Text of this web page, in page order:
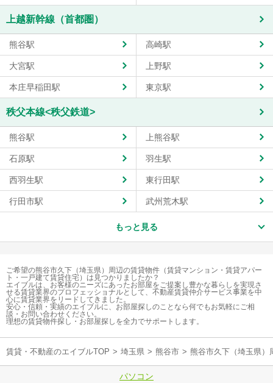
上越新幹線（首都圏）
熊谷駅 高崎駅
大宮駅 上野駅
本庄早稲田駅 東京駅
秩父本線<秩父鉄道>
熊谷駅 上熊谷駅
石原駅 羽生駅
西羽生駅 東行田駅
行田市駅 武州荒木駅
もっと見る
ご希望の熊谷市久下（埼玉県）周辺の賃貸物件（賃貸マンション・賃貸アパー
ト・一戸建て賃貸住宅）は見つかりましたか？
エイブルは、お客様のニーズにあったお部屋をご提案し豊かな暮らしを実現さ
せる賃貸業界のプロフェッショナルとして、不動産賃貸仲介サービス事業を中
心に賃貸業界をリードしてきました。
安心・信頼・実績のエイブルに、お部屋探しのことなら何でもお気軽にご相
談・お問い合わせください。
理想の賃貸物件探し・お部屋探しを全力でサポートします。
賃貸・不動産のエイブルTOP > 埼玉県 > 熊谷市 > 熊谷市久下（埼玉県）
パソコン